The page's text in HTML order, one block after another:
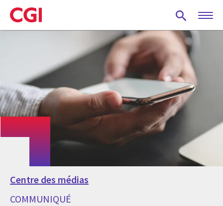
Skip
to
main
Centre des médias
COMMUNIQUÉ